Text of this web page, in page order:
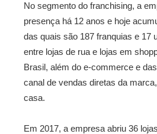
No segmento do franchising, a
presença há 12 anos e hoje
das quais são 187 franquias e 17
entre lojas de rua e lojas em
Brasil, além do e-commerce e
canal de vendas diretas da
casa.
Em 2017, a empresa abriu 36